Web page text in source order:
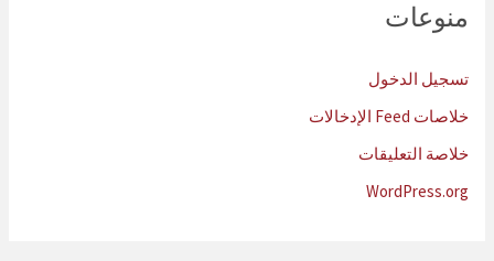
منوعات
تسجيل الدخول
خلاصات Feed الإدخالات
خلاصة التعليقات
WordPress.org